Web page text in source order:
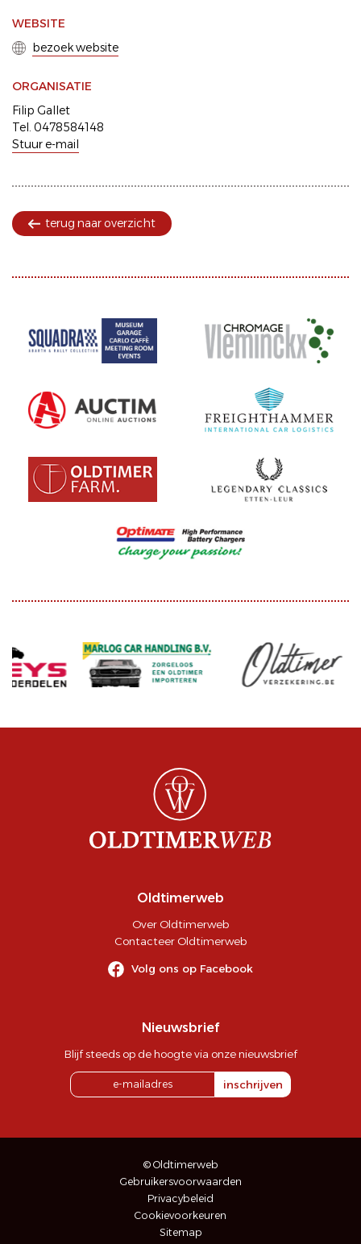
WEBSITE
bezoek website
ORGANISATIE
Filip Gallet
Tel. 0478584148
Stuur e-mail
terug naar overzicht
Oldtimerweb
Over Oldtimerweb
Contacteer Oldtimerweb
Volg ons op Facebook
Nieuwsbrief
Blijf steeds op de hoogte via onze nieuwsbrief
inschrijven
© Oldtimerweb
Gebruikersvoorwaarden
Privacybeleid
Cookievoorkeuren
Sitemap